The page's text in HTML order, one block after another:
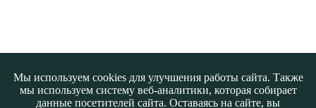
Мы используем cookies для улучшения работы сайта. Также
мы используем систему веб-аналитики, которая собирает
данные посетителей сайта. Оставаясь на сайте, вы